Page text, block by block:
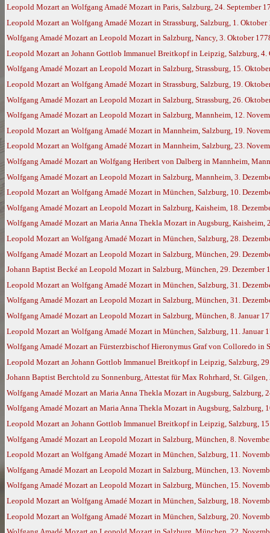
Leopold Mozart an Wolfgang Amadé Mozart in Paris, Salzburg, 24. September
Leopold Mozart an Wolfgang Amadé Mozart in Strassburg, Salzburg, 1.
Wolfgang Amadé Mozart an Leopold Mozart in Salzburg, Nancy, 3. Oktober
Leopold Mozart an Johann Gottlob Immanuel Breitkopf in Leipzig, Salzburg, 4.
Wolfgang Amadé Mozart an Leopold Mozart in Salzburg, Strassburg, 15.
Leopold Mozart an Wolfgang Amadé Mozart in Strassburg, Salzburg, 19.
Wolfgang Amadé Mozart an Leopold Mozart in Salzburg, Strassburg, 26.
Wolfgang Amadé Mozart an Leopold Mozart in Salzburg, Mannheim, 12.
Leopold Mozart an Wolfgang Amadé Mozart in Mannheim, Salzburg, 19.
Leopold Mozart an Wolfgang Amadé Mozart in Mannheim, Salzburg, 23.
Wolfgang Amadé Mozart an Wolfgang Heribert von Dalberg in Mannheim,
Wolfgang Amadé Mozart an Leopold Mozart in Salzburg, Mannheim, 3.
Leopold Mozart an Wolfgang Amadé Mozart in München, Salzburg, 10.
Wolfgang Amadé Mozart an Leopold Mozart in Salzburg, Kaisheim, 18.
Wolfgang Amadé Mozart an Maria Anna Thekla Mozart in Augsburg, Kaisheim,
Leopold Mozart an Wolfgang Amadé Mozart in München, Salzburg, 28.
Wolfgang Amadé Mozart an Leopold Mozart in Salzburg, München, 29.
Johann Baptist Becké an Leopold Mozart in Salzburg, München, 29. Dezember
Leopold Mozart an Wolfgang Amadé Mozart in München, Salzburg, 31.
Wolfgang Amadé Mozart an Leopold Mozart in Salzburg, München, 31.
Wolfgang Amadé Mozart an Leopold Mozart in Salzburg, München, 8. Januar
Leopold Mozart an Wolfgang Amadé Mozart in München, Salzburg, 11. Januar
Wolfgang Amadé Mozart an Fürsterzbischof Hieronymus Graf von Colloredo in
Leopold Mozart an Johann Gottlob Immanuel Breitkopf in Leipzig, Salzburg,
Johann Baptist Berchtold zu Sonnenburg, Attestat für Max Rohrhard, St.
Wolfgang Amadé Mozart an Maria Anna Thekla Mozart in Augsburg, Salzburg,
Wolfgang Amadé Mozart an Maria Anna Thekla Mozart in Augsburg, Salzburg,
Leopold Mozart an Johann Gottlob Immanuel Breitkopf in Leipzig, Salzburg,
Wolfgang Amadé Mozart an Leopold Mozart in Salzburg, München, 8.
Leopold Mozart an Wolfgang Amadé Mozart in München, Salzburg, 11.
Wolfgang Amadé Mozart an Leopold Mozart in Salzburg, München, 13.
Wolfgang Amadé Mozart an Leopold Mozart in Salzburg, München, 15.
Leopold Mozart an Wolfgang Amadé Mozart in München, Salzburg, 18.
Leopold Mozart an Wolfgang Amadé Mozart in München, Salzburg, 20.